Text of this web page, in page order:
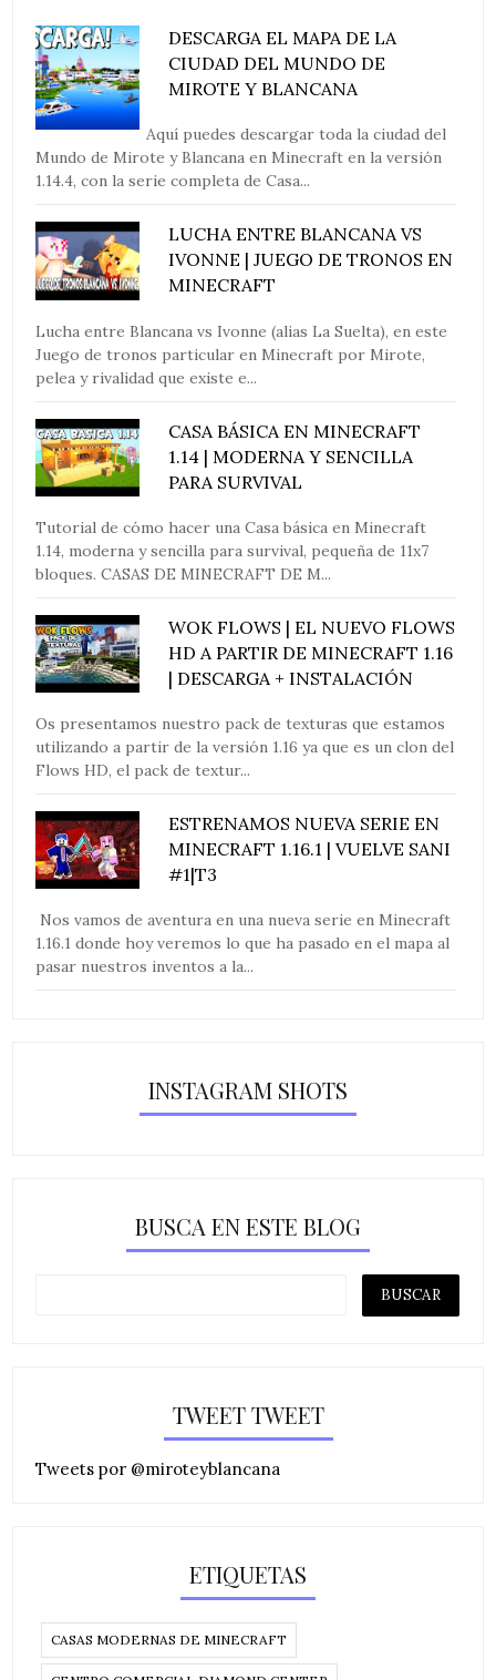
DESCARGA EL MAPA DE LA
CIUDAD DEL MUNDO DE
MIROTE Y BLANCANA
Aquí puedes descargar toda la ciudad del
Mundo de Mirote y Blancana en Minecraft en la versión
1.14.4, con la serie completa de Casa...
LUCHA ENTRE BLANCANA VS
IVONNE | JUEGO DE TRONOS EN
MINECRAFT
Lucha entre Blancana vs Ivonne (alias La Suelta), en este
Juego de tronos particular en Minecraft por Mirote,
pelea y rivalidad que existe e...
CASA BÁSICA EN MINECRAFT
1.14 | MODERNA Y SENCILLA
PARA SURVIVAL
Tutorial de cómo hacer una Casa básica en Minecraft
1.14, moderna y sencilla para survival, pequeña de 11x7
bloques. CASAS DE MINECRAFT DE M...
WOK FLOWS | EL NUEVO FLOWS
HD A PARTIR DE MINECRAFT 1.16
| DESCARGA + INSTALACIÓN
Os presentamos nuestro pack de texturas que estamos
utilizando a partir de la versión 1.16 ya que es un clon del
Flows HD, el pack de textur...
ESTRENAMOS NUEVA SERIE EN
MINECRAFT 1.16.1 | VUELVE SANI
#1|T3
Nos vamos de aventura en una nueva serie en Minecraft
1.16.1 donde hoy veremos lo que ha pasado en el mapa al
pasar nuestros inventos a la...
INSTAGRAM SHOTS
BUSCA EN ESTE BLOG
TWEET TWEET
Tweets por @miroteyblancana
ETIQUETAS
CASAS MODERNAS DE MINECRAFT